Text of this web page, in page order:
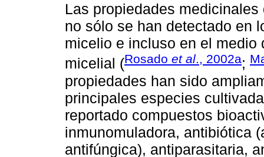
Las propiedades
no sólo se han detectado en
micelio e incluso en el
micelial (Rosado et al., 2002a;
propiedades han sido
principales especies
reportado compuestos
inmunomuladora, antibiótica
antifúngica), antiparasitaria,